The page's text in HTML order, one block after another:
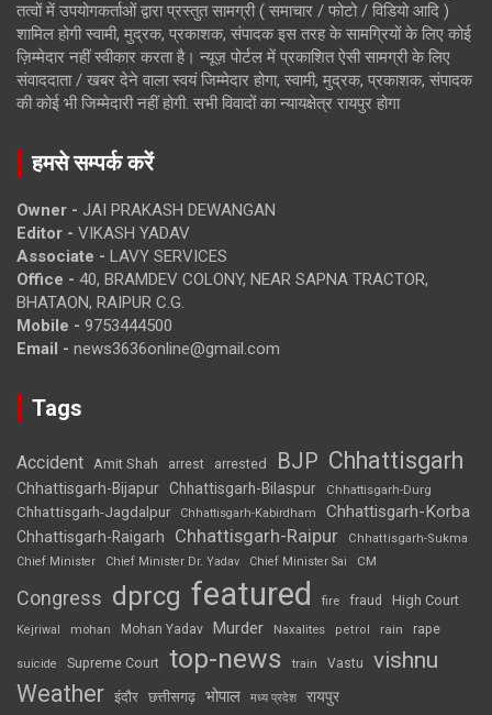
तत्वों में उपयोगकर्ताओं द्वारा प्रस्तुत सामग्री ( समाचार / फोटो / विडियो आदि )
शामिल होगी स्वामी, मुद्रक, प्रकाशक, संपादक इस तरह के सामग्रियों के लिए कोई
ज़िम्मेदार नहीं स्वीकार करता है। न्यूज़ पोर्टल में प्रकाशित ऐसी सामग्री के लिए
संवाददाता / खबर देने वाला स्वयं जिम्मेदार होगा, स्वामी, मुद्रक, प्रकाशक, संपादक
की कोई भी जिम्मेदारी नहीं होगी. सभी विवादों का न्यायक्षेत्र रायपुर होगा
हमसे सम्पर्क करें
Owner - JAI PRAKASH DEWANGAN
Editor - VIKASH YADAV
Associate - LAVY SERVICES
Office - 40, BRAMDEV COLONY, NEAR SAPNA TRACTOR,
BHATAON, RAIPUR C.G.
Mobile - 9753444500
Email - news3636online@gmail.com
Tags
Accident Amit Shah arrest arrested BJP Chhattisgarh
Chhattisgarh-Bijapur Chhattisgarh-Bilaspur Chhattisgarh-Durg
Chhattisgarh-Jagdalpur Chhattisgarh-Kabirdham Chhattisgarh-Korba
Chhattisgarh-Raigarh Chhattisgarh-Raipur
Chhattisgarh-Sukma
Chief Minister
Chief Minister Dr. Yadav Chief Minister Sai CM
Congress dprcg featured fire fraud High Court
Kejriwal mohan Mohan Yadav Murder Naxalites petrol rain rape
suicide Supreme Court top-news train Vastu vishnu
Weather इंदौर छत्तीसगढ़ भोपाल मध्य प्रदेश रायपुर